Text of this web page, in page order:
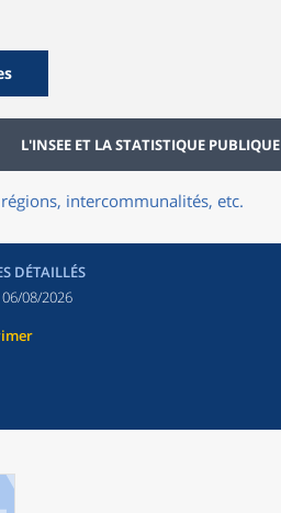
L'INSEE ET LA STATISTIQUE PUBLIQUE
intercommunalités, etc.
DÉTAILLÉS
06/08/2026